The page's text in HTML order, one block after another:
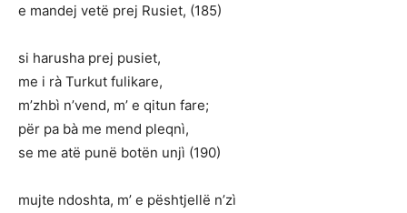
e mandej vetë prej Rusiet, (185)
si harusha prej pusiet,
me i rà Turkut fulikare,
m’zhbì n’vend, m’ e qitun fare;
për pa bà me mend pleqnì,
se me atë punë botën unjì (190)
mujte ndoshta, m’ e pështjellë n’zì